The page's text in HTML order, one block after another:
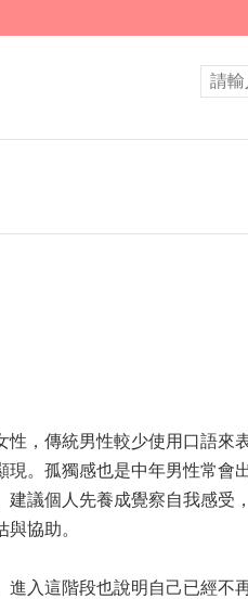
，傳統男性較少使用口語來
。孤獨感也是中年男性常會
議個人先養成覺察自我感受
協助。
入這階段也說明自己已經不